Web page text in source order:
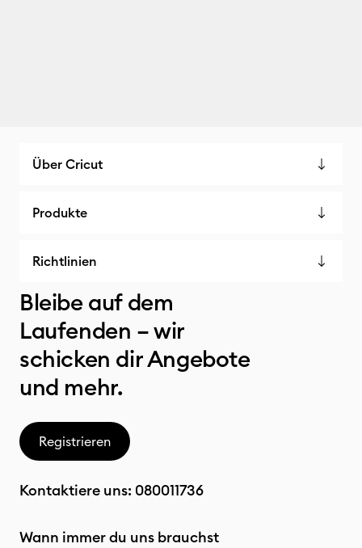
Über Cricut
Produkte
Richtlinien
Bleibe auf dem
Laufenden – wir
schicken dir Angebote
und mehr.
Registrieren
Kontaktiere uns: 080011736
Wann immer du uns brauchst